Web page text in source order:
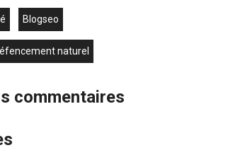
blogseo
naturel
commentaires